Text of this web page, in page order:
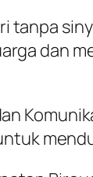
tanpa
dan